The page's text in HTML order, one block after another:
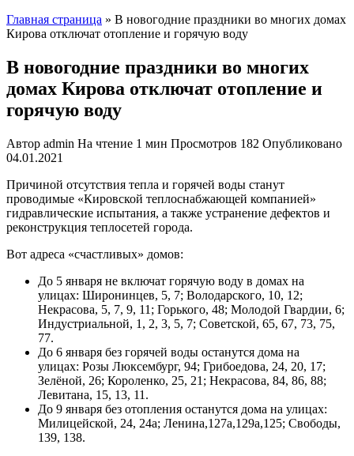
Главная страница » В новогодние праздники во многих домах
Кирова отключат отопление и горячую воду
В новогодние праздники во многих
домах Кирова отключат отопление и
горячую воду
Автор admin На чтение 1 мин Просмотров 182 Опубликовано
04.01.2021
Причиной отсутствия тепла и горячей воды станут
проводимые «Кировской теплоснабжающей компанией»
гидравлические испытания, а также устранение дефектов и
реконструкция теплосетей города.
Вот адреса «счастливых» домов:
До 5 января не включат горячую воду в домах на
улицах: Широнинцев, 5, 7; Володарского, 10, 12;
Некрасова, 5, 7, 9, 11; Горького, 48; Молодой Гвардии, 6;
Индустриальной, 1, 2, 3, 5, 7; Советской, 65, 67, 73, 75,
77.
До 6 января без горячей воды останутся дома на
улицах: Розы Люксембург, 94; Грибоедова, 24, 20, 17;
Зелёной, 26; Короленко, 25, 21; Некрасова, 84, 86, 88;
Левитана, 15, 13, 11.
До 9 января без отопления останутся дома на улицах:
Милицейской, 24, 24а; Ленина,127а,129а,125; Свободы,
139, 138.